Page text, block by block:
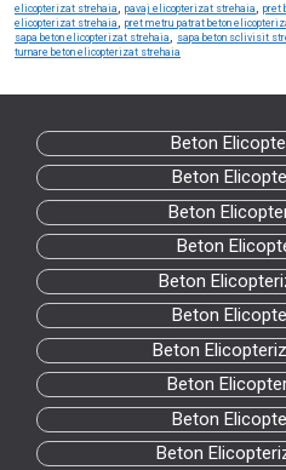
elicopterizat strehaia,pavaj elicopterizat strehaia,pret
elicopterizat strehaia, pret metru patrat beton
sapa beton elicopterizat strehaia,sapa beton sclivisit
turnare beton elicopterizat strehaia
Beton
Beton
Beton
Beton
Beton
Beton
Beton
Beton
Beton
Beton